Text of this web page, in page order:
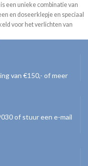
een unieke combinatie van
en doseerklepje en speciaal
voor het verlichten van
orale
van €150,- of meer
of stuur een e-mail